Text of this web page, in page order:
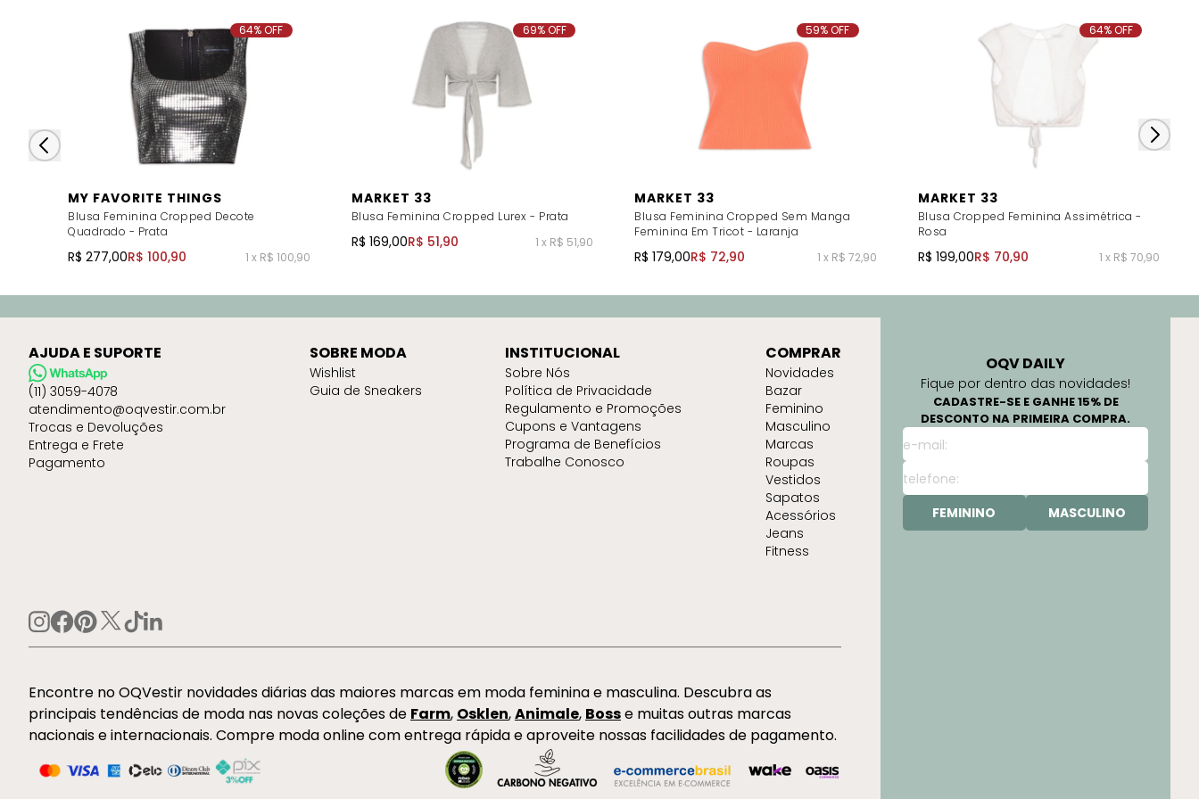
MY FAVORITE THINGS
Blusa Feminina Cropped Decote
Quadrado - Prata
R$ 277,00R$ 100,90 1 x R$ 100,90
64% OFF
MARKET 33
Blusa Feminina Cropped Lurex - Prata
R$ 169,00R$ 51,90 1 x R$ 51,90
69% OFF
MARKET 33
Blusa Feminina Cropped Sem Manga
Feminina Em Tricot - Laranja
R$ 179,00R$ 72,90 1 x R$ 72,90
59% OFF
MARKET 33
Blusa Cropped Feminina Assimétrica -
Rosa
R$ 199,00R$ 70,90 1 x R$ 70,90
64% OFF
OQV DAILY
Fique por dentro das novidades!
CADASTRE-SE E GANHE 15% DE
DESCONTO NA PRIMEIRA COMPRA.
FEMININO MASCULINO
AJUDA E SUPORTE
(11) 3059-4078
atendimento@oqvestir.com.br
Trocas e Devoluções
Entrega e Frete
Pagamento
SOBRE MODA
Wishlist
Guia de Sneakers
INSTITUCIONAL
Sobre Nós
Política de Privacidade
Regulamento e Promoções
Cupons e Vantagens
Programa de Benefícios
Trabalhe Conosco
COMPRAR
Novidades
Bazar
Feminino
Masculino
Marcas
Roupas
Vestidos
Sapatos
Acessórios
Jeans
Fitness
Encontre no OQVestir novidades diárias das maiores marcas em moda feminina e masculina. Descubra as
principais tendências de moda nas novas coleções de Farm, Osklen,Animale, Bosse muitas outras marcas
nacionais e internacionais. Compre moda online com entrega rápida e aproveite nossas facilidades de pagamento.